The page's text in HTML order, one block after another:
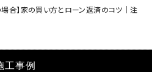
合】家の買い方とローン返済のコツ｜注
工事例